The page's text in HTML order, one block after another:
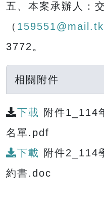
五、本案承辦人：
（
3772。
相關附件
下載 附件1_114
名單.pdf
下載 附件2_114
約書.doc